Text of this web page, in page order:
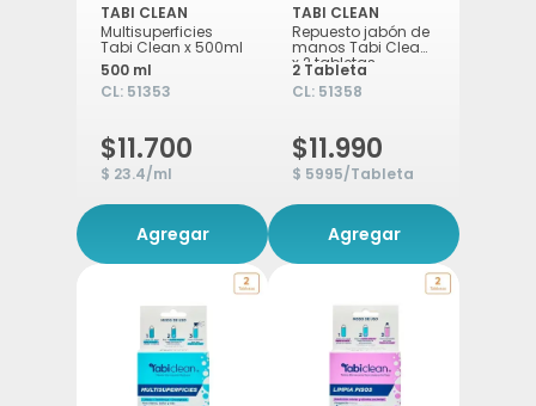
TABI CLEAN
Multisuperficies
Tabi Clean x 500ml
500 ml
CL: 51353
$11.700
$ 23.4/ml
Agregar
TABI CLEAN
Repuesto jabón de
manos Tabi Clean
x 2 tabletas
2 Tableta
CL: 51358
$11.990
$ 5995/Tableta
Agregar